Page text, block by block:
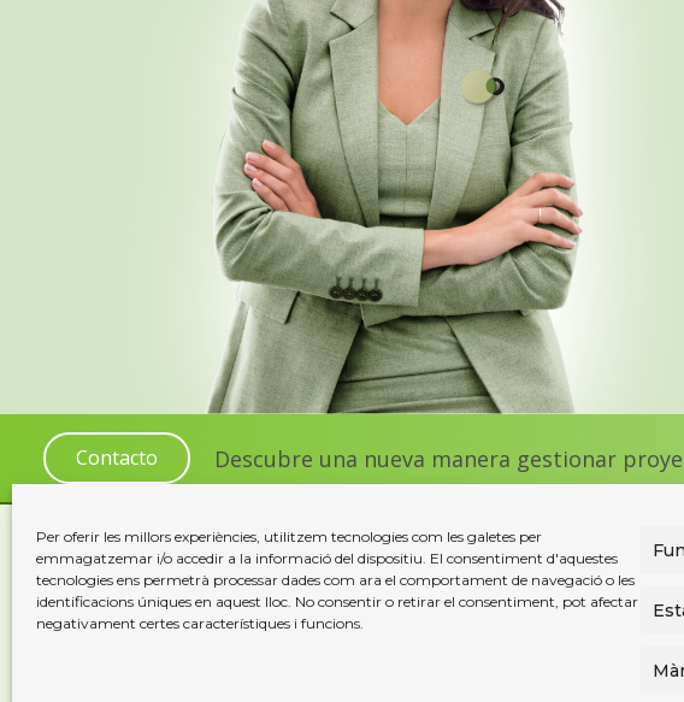
Per oferir les millors experiències, utilitzem tecnologies com les galetes per
emmagatzemar i/o accedir a la informació del dispositiu. El consentiment d'aquestes
tecnologies ens permetrà processar dades com ara el comportament de navegació o les
identificacions úniques en aquest lloc. No consentir o retirar el consentiment, pot afectar
negativament certes característiques i funcions.
Contacto Descubre una nueva manera gestionar
Servicios
Serveis Jurídics
Empresa